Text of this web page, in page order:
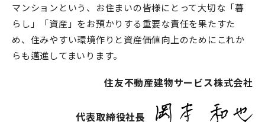
マンションという、お住まいの皆様にとって大切な「暮
らし」「資産」をお預かりする重要な責任を果たすた
め、住みやすい環境作りと資産価値向上のためにこれか
らも邁進してまいります。
住友不動産建物サービス株式会社
代表取締役社長